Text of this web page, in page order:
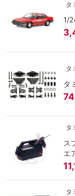
タ
1/
タ
タ
タ
ス
エ
タ